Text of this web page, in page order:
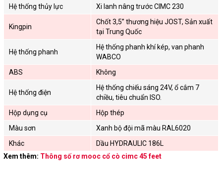
Hệ thống thủy lực
Xi lanh nâng trước CIMC 230
Kingpin
Chốt 3,5” thương hiệu JOST, Sản xuất
tại Trung Quốc
Hệ thống phanh
Hệ thống phanh khí kép, van phanh
WABCO
ABS
Không
Hệ thống điện
Hệ thống chiếu sáng 24V, ổ cắm 7
chiều, tiêu chuẩn ISO.
Hộp dụng cụ
Hộp thép
Màu sơn
Xanh bộ đội mã màu RAL6020
Khác
Dầu HYDRAULIC 186L
Xem thêm: Thông số rơ mooc cổ cò cimc 45 feet